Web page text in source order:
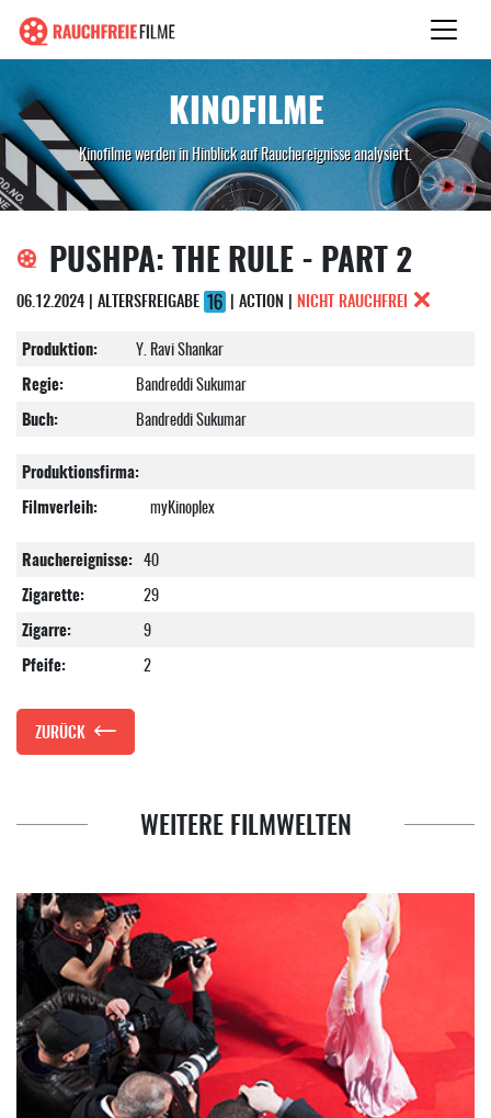
KINOFILME
Kinofilme werden in Hinblick auf Rauchereignisse analysiert.
PUSHPA: THE RULE - PART 2
06.12.2024 | ALTERSFREIGABE | ACTION | NICHT RAUCHFREI
Produktion:
Y. Ravi Shankar
Regie:
Bandreddi Sukumar
Buch:
Bandreddi Sukumar
Produktionsfirma:
Filmverleih:
myKinoplex
Rauchereignisse: 40
Zigarette:
29
Zigarre:
9
Pfeife:
2
ZURÜCK
WEITERE FILMWELTEN